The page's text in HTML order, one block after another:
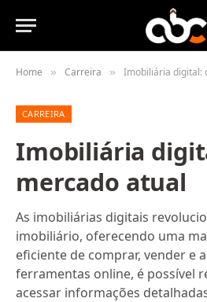
Home » Carreira » Imobiliária digital:
CARREIRA
Imobiliária
mercado atual
As imobiliárias digitais
imobiliário, oferecendo uma
eficiente de comprar, vender e
ferramentas online, é possível
acessar informações